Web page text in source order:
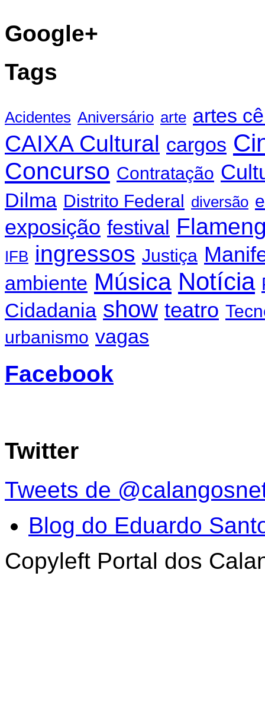
Google+
Tags
Acidentes Aniversário arte artes
CAIXA Cultural cargos
Concurso Contratação
Dilma Distrito Federal diversão
exposição festival
IFB ingressos Justiça
ambiente Música Notícia
Cidadania show teatro
urbanismo vagas
Facebook
Twitter
Tweets de
Blog do Eduardo
Copyleft Portal dos